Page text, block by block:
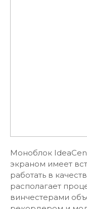
Моноблок
экраном имеет
работать в
располагает
винчестерами